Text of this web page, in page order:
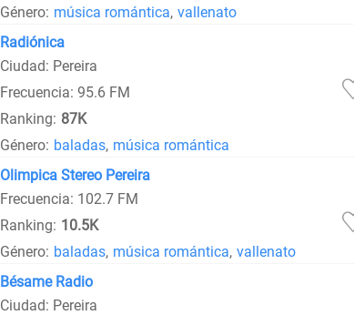
Género: música romántica, vallenato
Radiónica
Ciudad: Pereira
Frecuencia: 95.6 FM
Ranking: 87K
Género: baladas, música romántica
Olimpica Stereo Pereira
Frecuencia: 102.7 FM
Ranking: 10.5K
Género: baladas, música romántica, vallenato
Bésame Radio
Ciudad: Pereira